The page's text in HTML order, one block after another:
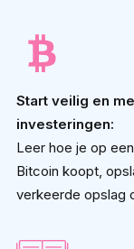
Start veilig en
investeringen:
Leer hoe je op een
Bitcoin koopt,
verkeerde opslag